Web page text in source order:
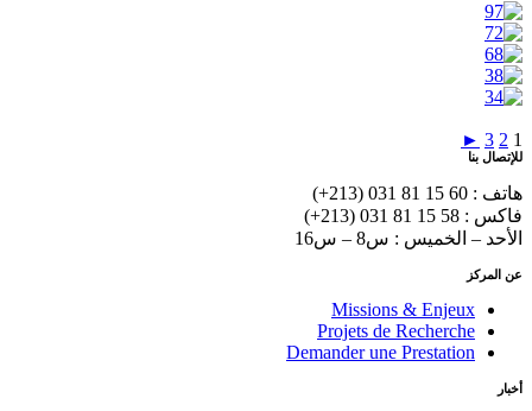
1
2
3
►
للإتصال بنا
هاتف : 60 15 81 031 (213+)
فاكس : 58 15 81 031 (213+)
الأحد – الخميس : س8 – س16
عن المركز
Missions & Enjeux
Projets de Recherche
Demander une Prestation
أخبار